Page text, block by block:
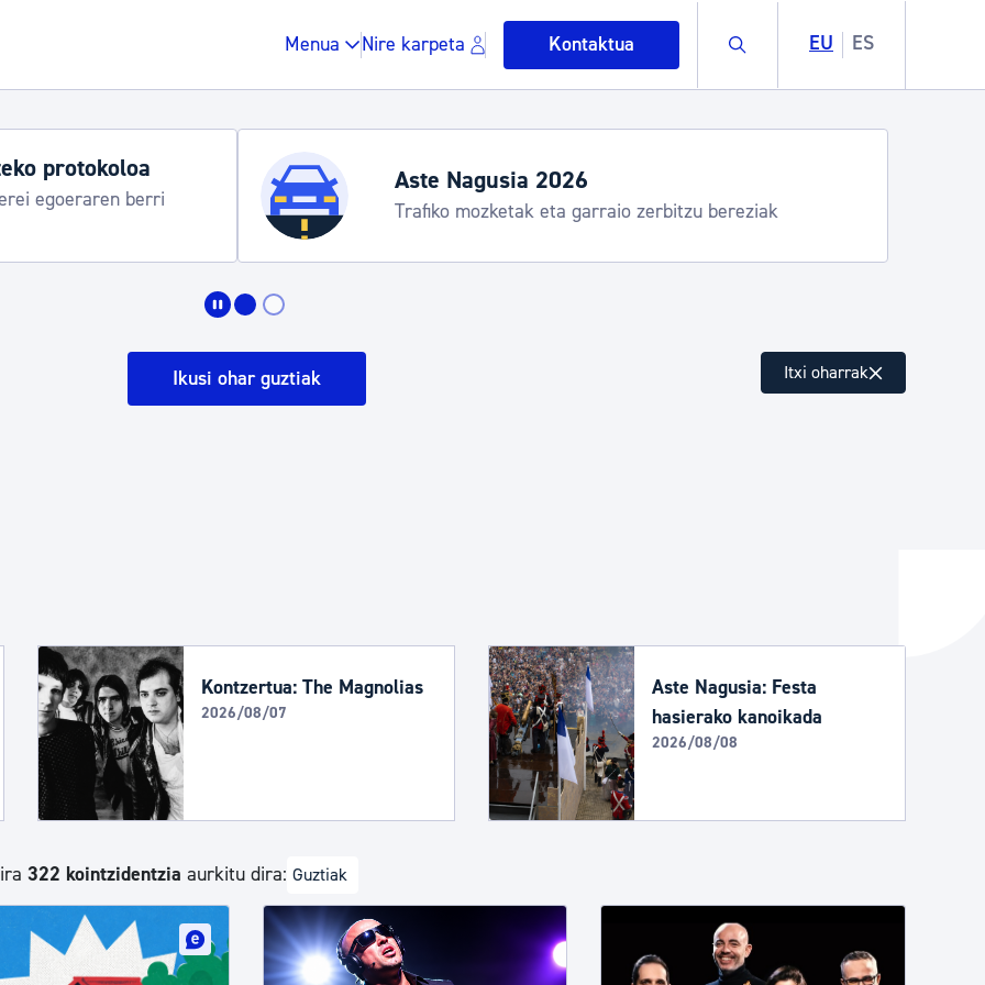
Menua Nire karpeta Kontaktua Buscar EU ES
Gune publikoa, hondakinak eta ingurumena
Berdintasuna, Giza Eskubideak eta bizikidetza
Udako ordutegiak eta zerbitzuak
Udalinfo, Donostia Kirola, Donostia Kultura, San Telmo,
Urgull, Hondalea, Turismoa
Ikusi ohar guztiak Itxi oharrak
Kontzertua: The Magnolias
2026/08/07
Aste Nagusia: Festa
hasierako kanoikada
2026/08/08
322 kointzidentzia aurkitu dira: Guztiak